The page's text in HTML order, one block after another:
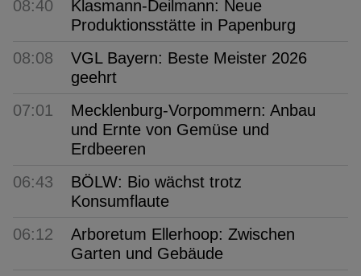
08:40
Klasmann-Deilmann: Neue
Produktionsstätte in Papenburg
08:08
VGL Bayern: Beste Meister 2026
geehrt
07:01
Mecklenburg-Vorpommern: Anbau
und Ernte von Gemüse und
Erdbeeren
06:43
BÖLW: Bio wächst trotz
Konsumflaute
06:12
Arboretum Ellerhoop: Zwischen
Garten und Gebäude